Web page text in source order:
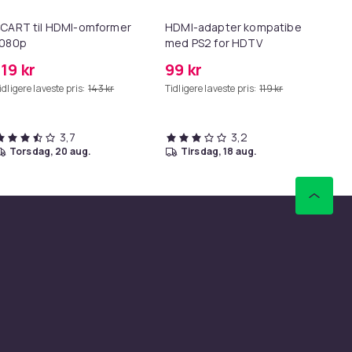
til HDMI-omformer
kr
laveste pris: 143 kr
3,7
torsdag, 20 aug.
HDMI-adapter kompatibel
med PS2 for HDTV
99 kr
Tidligere laveste pris: 119 kr
3,2
tirsdag, 18 aug.